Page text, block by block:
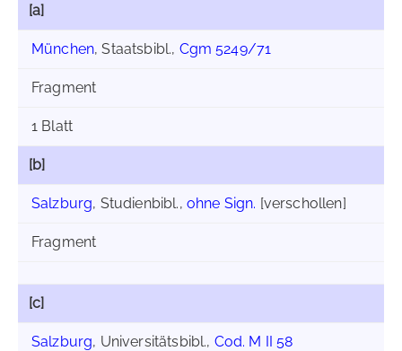
[a]
München, Staatsbibl., Cgm 5249/71
Fragment
1 Blatt
[b]
Salzburg, Studienbibl., ohne Sign. [verschollen]
Fragment
[c]
Salzburg, Universitätsbibl., Cod. M II 58